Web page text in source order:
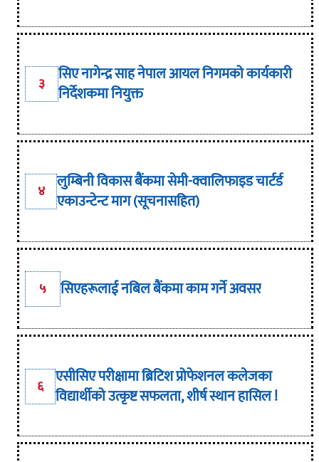
३
सिए नागेन्द्र साह नेपाल आयल निगमको कार्यकारी
निर्देशकमा नियुक्त
४ लुम्बिनी विकास बैंकमा सेमी-क्वालिफाइड चार्टर्ड
एकाउन्टेन्ट माग (सूचनासहित)
५ सिएहरूलाई नबिल बैंकमा काम गर्ने अवसर
६ एसीसिए परीक्षामा ब्रिटिश प्रोफेशनल कलेजका
विद्यार्थीको उत्कृष्ट सफलता, शीर्ष स्थान हासिल !